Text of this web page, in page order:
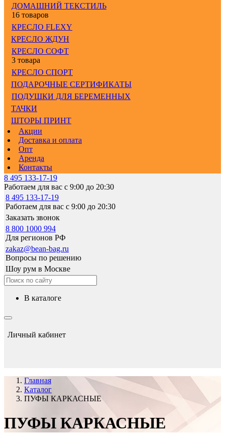
ДОМАШНИЙ ТЕКСТИЛЬ
16 товаров
КРЕСЛО FLEXY
КРЕСЛО ЖДУН
КРЕСЛО СОФТ
3 товара
КРЕСЛО СПОРТ
ПОДАРОЧНЫЕ СЕРТИФИКАТЫ
ПОДУШКИ ДЛЯ БЕРЕМЕННЫХ
ТАЧКИ
ШТОРЫ ПРИНТ
Акции
Доставка и оплата
Опт
Аренда
Контакты
8 495 133-17-19
Работаем для вас с 9:00 до 20:30
8 495 133-17-19
Работаем для вас с 9:00 до 20:30
Заказать звонок
8 800 1000 994
Для регионов РФ
zakaz@bean-bag.ru
Вопросы по решению
Шоу рум в Москве
в каталоге
Личный кабинет
Главная
Каталог
ПУФЫ КАРКАСНЫЕ
ПУФЫ КАРКАСНЫЕ